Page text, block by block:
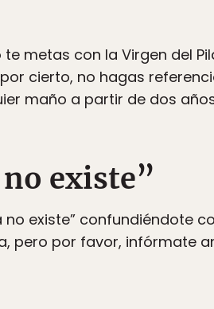
metas con la Virgen del
cierto, no hagas
maño a partir de dos
existe”
existe” confundiéndote
pero por favor, infórmate